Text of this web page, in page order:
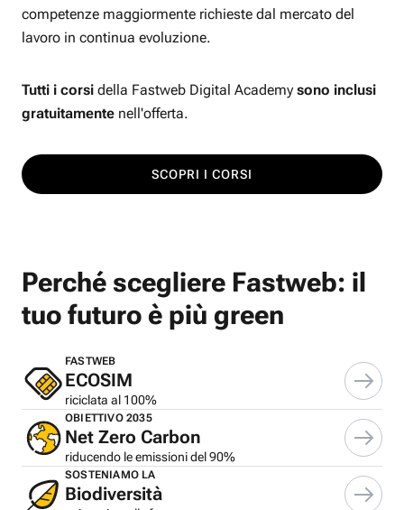
competenze maggiormente richieste dal mercato del
lavoro in continua evoluzione.
Tutti i corsi della Fastweb Digital Academy sono inclusi
gratuitamente nell'offerta.
SCOPRI I CORSI
Perché scegliere Fastweb: il
tuo futuro è più green
FASTWEB
ECOSIM
riciclata al 100%
OBIETTIVO 2035
Net Zero Carbon
riducendo le emissioni del 90%
SOSTENIAMO LA
Biodiversità